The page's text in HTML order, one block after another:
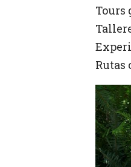
Tours
Rutas